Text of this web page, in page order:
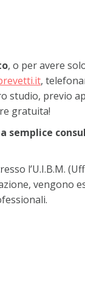
, o per avere
,
studio, previo
gratuita!
semplice
l’U.I.B.M.
vengono